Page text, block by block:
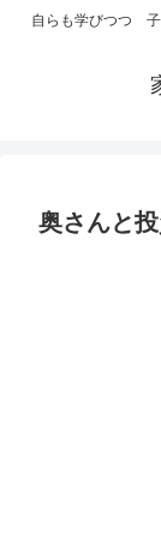
自らも学びつつ 子
奥さんと